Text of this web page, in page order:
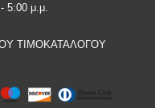
5:00 μ.μ.
ΤΙΜΟΚΑΤΑΛΟΓΟΥ